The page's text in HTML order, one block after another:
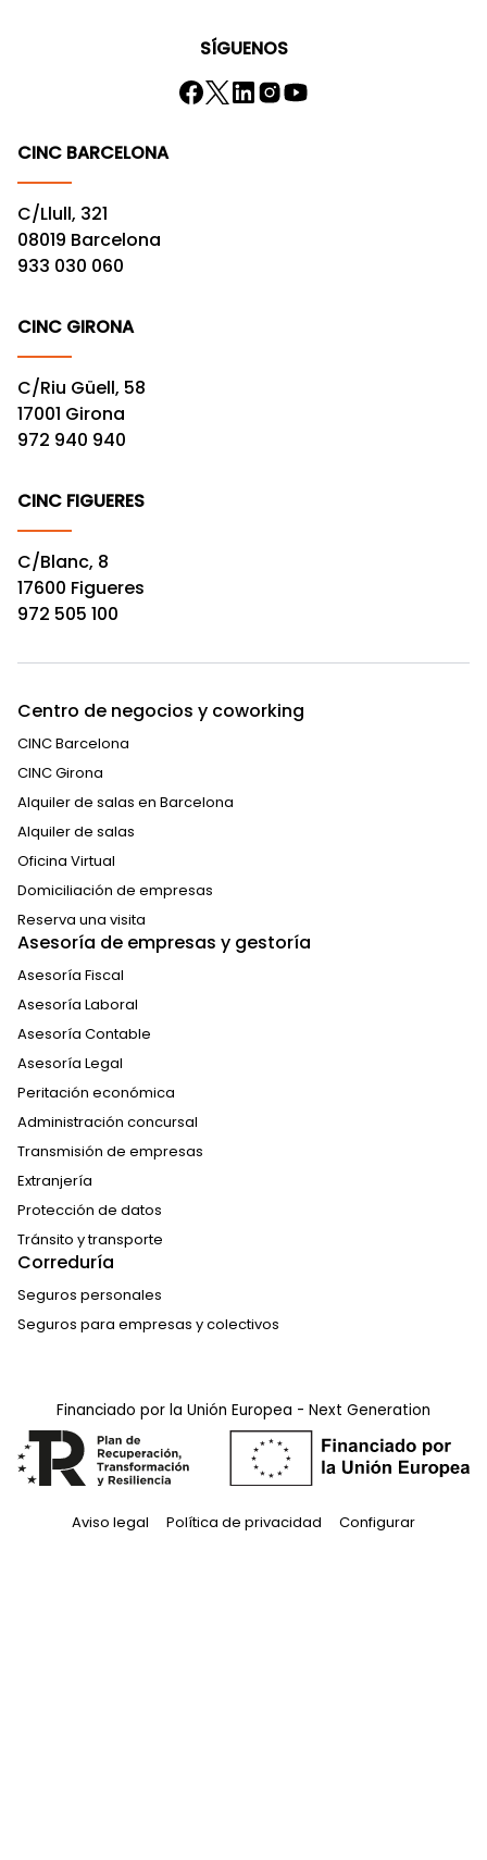
SÍGUENOS
CINC BARCELONA
C/Llull, 321
08019 Barcelona
933 030 060
CINC GIRONA
C/Riu Güell, 58
17001 Girona
972 940 940
CINC FIGUERES
C/Blanc, 8
17600 Figueres
972 505 100
Centro de negocios y coworking
CINC Barcelona
CINC Girona
Alquiler de salas en Barcelona
Alquiler de salas
Oficina Virtual
Domiciliación de empresas
Reserva una visita
Asesoría de empresas y gestoría
Asesoría Fiscal
Asesoría Laboral
Asesoría Contable
Asesoría Legal
Peritación económica
Administración concursal
Transmisión de empresas
Extranjería
Protección de datos
Tránsito y transporte
Correduría
Seguros personales
Seguros para empresas y colectivos
Financiado por la Unión Europea - Next Generation
Aviso legal Política de privacidad Configurar